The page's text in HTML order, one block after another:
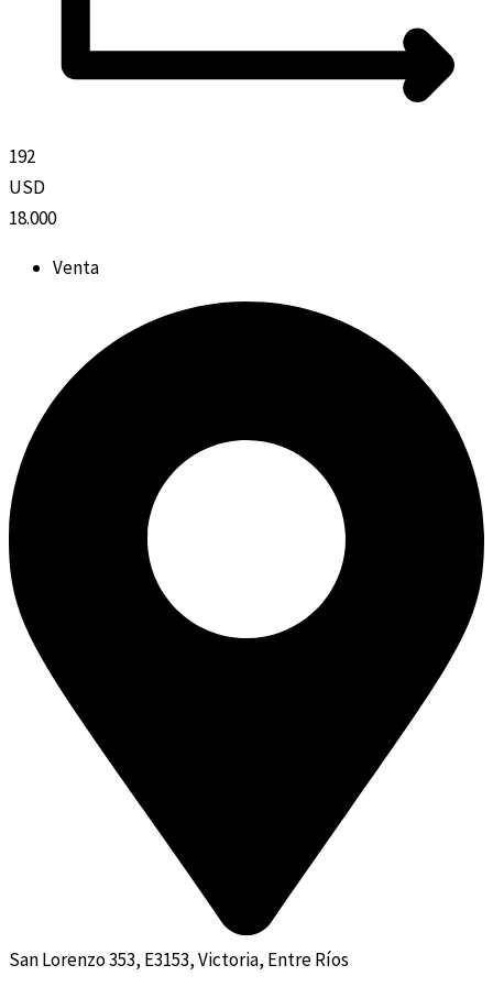
192
USD
18.000
Venta
San Lorenzo 353, E3153, Victoria, Entre Ríos